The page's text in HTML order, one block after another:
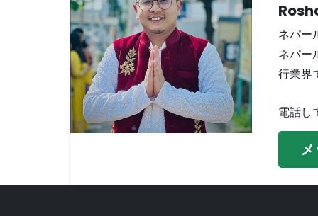
ネパー
ネパー
行業界
電話し